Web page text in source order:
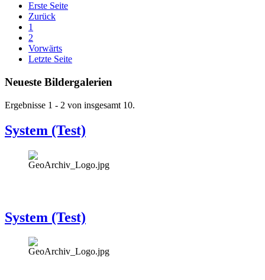
Erste Seite
Zurück
1
2
Vorwärts
Letzte Seite
Neueste Bildergalerien
Ergebnisse 1 - 2 von insgesamt 10.
System (Test)
System (Test)